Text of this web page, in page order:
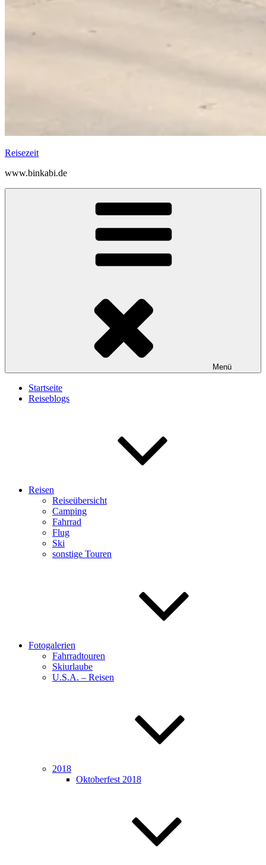
Reisezeit
www.binkabi.de
Menü
Startseite
Reiseblogs
Reisen
Reiseübersicht
Camping
Fahrrad
Flug
Ski
sonstige Touren
Fotogalerien
Fahrradtouren
Skiurlaube
U.S.A. – Reisen
2018
Oktoberfest 2018